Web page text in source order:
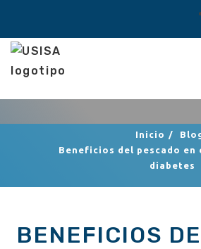
contenido
Inicio /
Beneficios del pescado en
diabetes
BENEFICIOS